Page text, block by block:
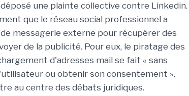
une plainte collective contre Linkedin.
que le réseau social professionnel a
messagerie externe pour récupérer des
de la publicité. Pour eux, le piratage des
d'adresses mail se fait « sans
ou obtenir son consentement ».
au centre des débats juridiques.